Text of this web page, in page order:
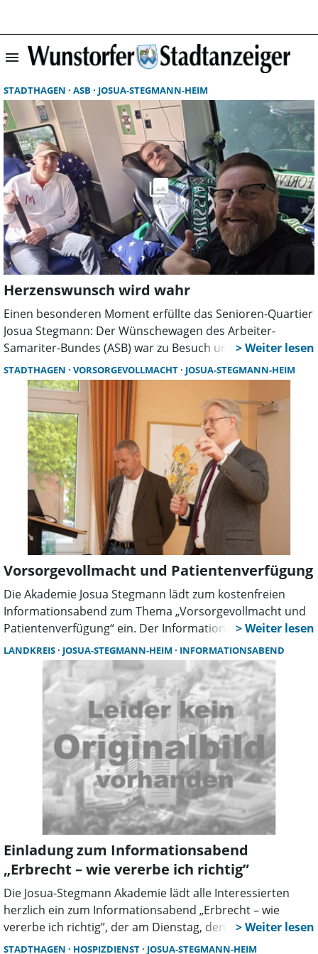
menu
STADTHAGEN ASB JOSUA-STEGMANN-HEIM
Herzenswunsch wird wahr
Einen besonderen Moment erfüllte das Senioren-Quartier
Josua Stegmann: Der Wünschewagen des Arbeiter-
Samariter-Bundes (ASB) war zu Besuch und machte es
möglich, dass Karsten Günther (58), Bewohner im
Senioren-Quartier Josua Stegmann, einen langgehegten
Traum wahr werden lassen konnte – einen letzten Besuch
im Stadion von Borussia Mönchengladbach.
STADTHAGEN VORSORGEVOLLMACHT JOSUA-STEGMANN-HEIM
Vorsorgevollmacht und Patientenverfügung
Die Akademie Josua Stegmann lädt zum kostenfreien
Informationsabend zum Thema „Vorsorgevollmacht und
Patientenverfügung“ ein. Der Informationsabend findet
am Dienstag, dem 11. März, um 18.30 Uhr in der Cafeteria
Intermezzo, Seilerstraße 30 in Stadthagen statt.
LANDKREIS JOSUA-STEGMANN-HEIM INFORMATIONSABEND
Einladung zum Informationsabend
„Erbrecht – wie vererbe ich richtig”
Die Josua-Stegmann Akademie lädt alle Interessierten
herzlich ein zum Informationsabend „Erbrecht – wie
vererbe ich richtig”, der am Dienstag, den 9. April um 19
Uhr in der Cafeteria Intermezzo, Seilerstraße 30 in
STADTHAGEN HOSPIZDIENST JOSUA-STEGMANN-HEIM